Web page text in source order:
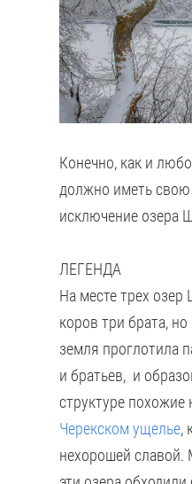
Конечно, как и
должно иметь свою
исключение озера
ЛЕГЕНДА
На месте трех озер
коров три брата,
земля проглотила
и братьев, и
структуре похожие
Черекском ущелье,
нехорошей славой.